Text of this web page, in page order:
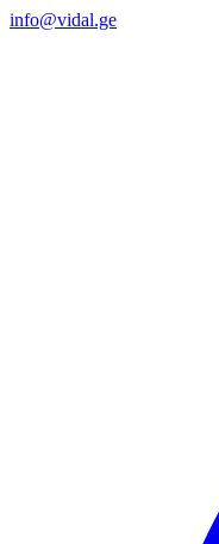
info@vidal.ge